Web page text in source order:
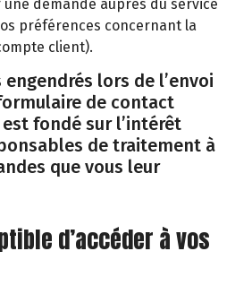
demande auprès du service
préférences concernant la
client).
lors de l’envoi
de contact
fondé sur l’intérêt
de traitement à
que vous leur
d’accéder à vos